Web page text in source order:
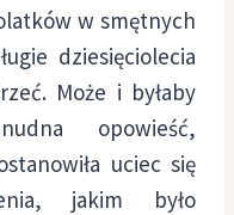
w smętnych
dziesięciolecia
Może i byłaby
opowieść,
uciec się
jakim było